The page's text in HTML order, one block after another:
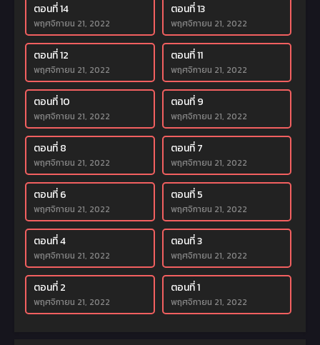
ตอนที่ 14
พฤศจิกายน 21, 2022
ตอนที่ 13
พฤศจิกายน 21, 2022
ตอนที่ 12
พฤศจิกายน 21, 2022
ตอนที่ 11
พฤศจิกายน 21, 2022
ตอนที่ 10
พฤศจิกายน 21, 2022
ตอนที่ 9
พฤศจิกายน 21, 2022
ตอนที่ 8
พฤศจิกายน 21, 2022
ตอนที่ 7
พฤศจิกายน 21, 2022
ตอนที่ 6
พฤศจิกายน 21, 2022
ตอนที่ 5
พฤศจิกายน 21, 2022
ตอนที่ 4
พฤศจิกายน 21, 2022
ตอนที่ 3
พฤศจิกายน 21, 2022
ตอนที่ 2
พฤศจิกายน 21, 2022
ตอนที่ 1
พฤศจิกายน 21, 2022